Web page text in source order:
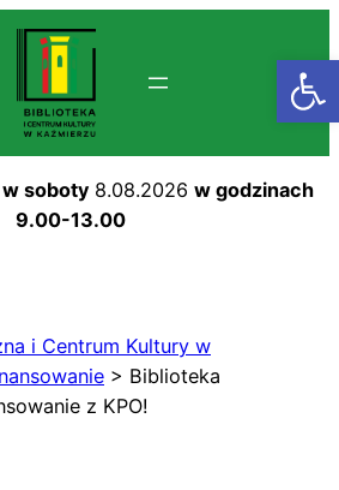
soboty 8.08.2026 w godzinach
9.00-13.00
i Centrum Kultury w
> Biblioteka
z KPO!